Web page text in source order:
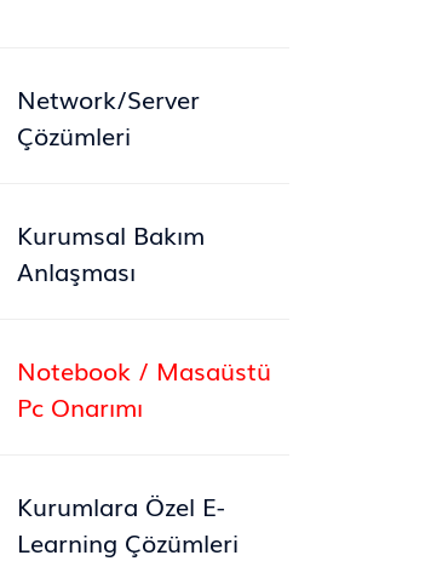
Network/Server
Çözümleri
Kurumsal Bakım
Anlaşması
Notebook / Masaüstü
Pc Onarımı
Kurumlara Özel E-
Learning Çözümleri